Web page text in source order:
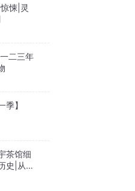
悚|灵
二三年
季】
茶馆细
史|从努
帝溥仪|